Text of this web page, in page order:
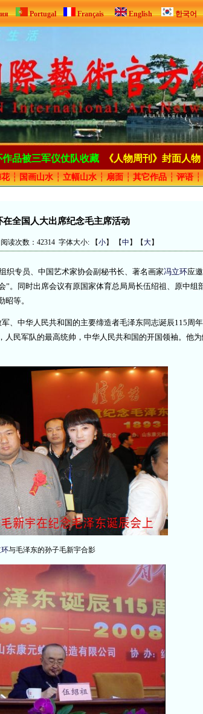
Portugal Français English 한국어
作品被三军仪仗队收藏 《人物周刊》封面人
┆ 国画山水 ┆ 立幅山水 ┆ 扇面 ┆ 其它作品 ┆ 评语 ┆
在全国人大出席纪念毛主席活动
读次数：42314 字体大小: 【小】 【中 】【大】
专员、中国艺术家协会副秘书长、著名画家冯立环应
。同时出席会议有原国家体育总局局长伍绍祖、原中组
等。
中华人民共和国的主要缔造者毛泽东同志诞辰115周年
人民军队的最高统帅，中华人民共和国的开国领袖。他
与毛泽东的孙子毛新宇合影